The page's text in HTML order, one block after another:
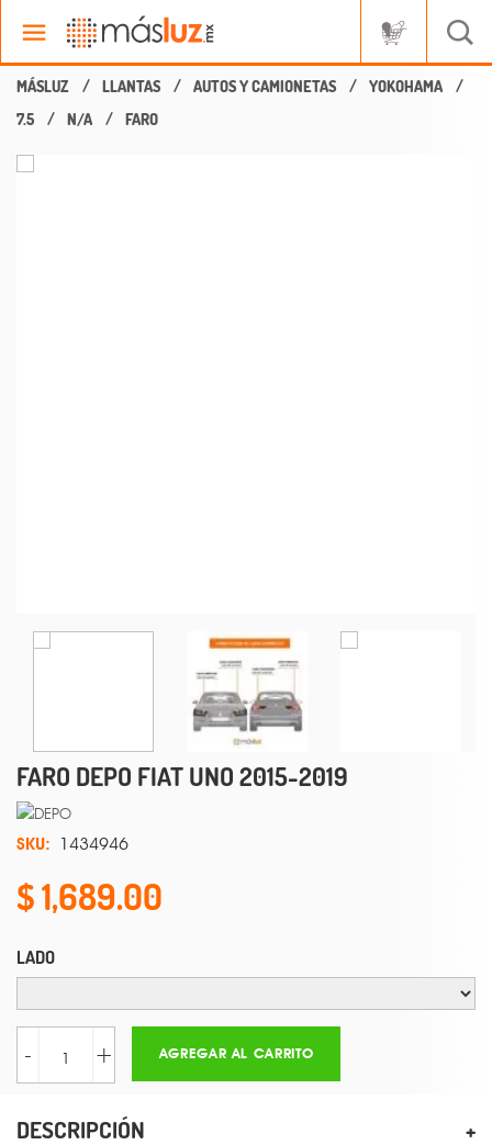
LLANTAS AUTOS Y CAMIONETAS
YOKOHAMA
7.5
N/A FARO
FARO DEPO FIAT UNO 2015-2019
SKU: 1434946
1,689.00
LADO
- + AGREGAR AL CARRITO
DESCRIPCIÓN